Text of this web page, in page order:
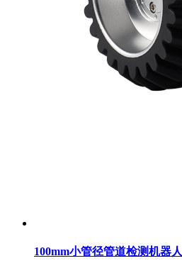
100mm小管径管道检测机器人